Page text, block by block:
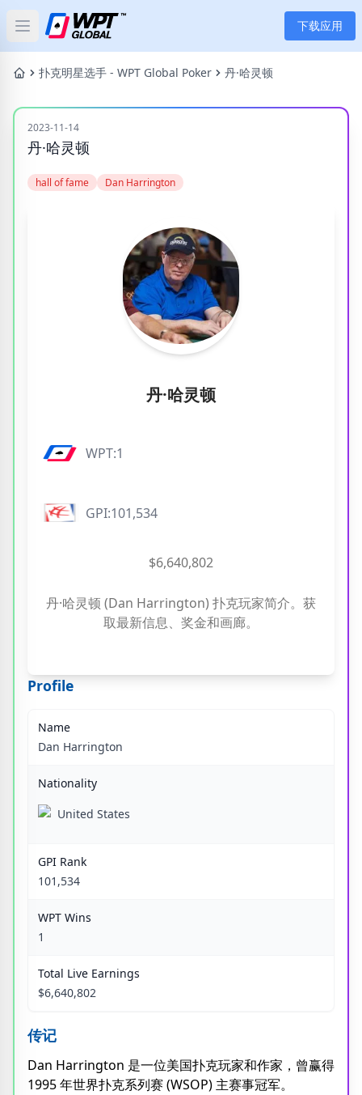
Open main menu 下载应用
首页
新闻
扑克
应用
玩家
分类
标签
扑克明星选手 - WPT Global Poker 丹·哈灵顿
2023-11-14
丹·哈灵顿
hall of fame Dan Harrington
丹·哈灵顿
WPT:1
GPI:101,534
$6,640,802
丹·哈灵顿 (Dan Harrington) 扑克玩家简介。获
取最新信息、奖金和画廊。
Profile
Name
Dan Harrington
Nationality
United States
GPI Rank
101,534
WPT Wins
1
Total Live Earnings
$6,640,802
传记
Dan Harrington 是一位美国扑克玩家和作家，曾赢得
1995 年世界扑克系列赛 (WSOP) 主赛事冠军。